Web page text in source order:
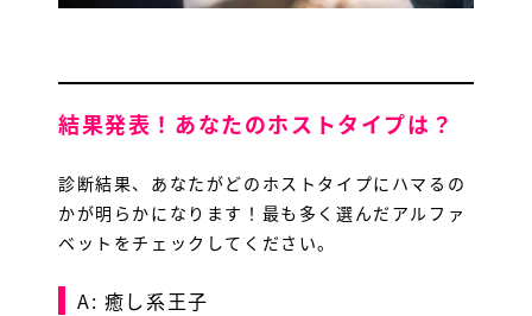
結果発表！あなたのホストタイプは？
診断結果、あなたがどのホストタイプにハマるの
かが明らかになります！最も多く選んだアルファ
ベットをチェックしてください。
A: 癒し系王子